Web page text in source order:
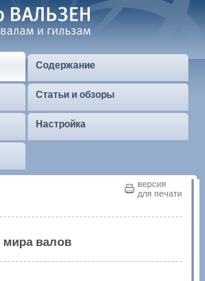
Содержание
Статьи и обзоры
Настройка
версия
для печати
мира валов